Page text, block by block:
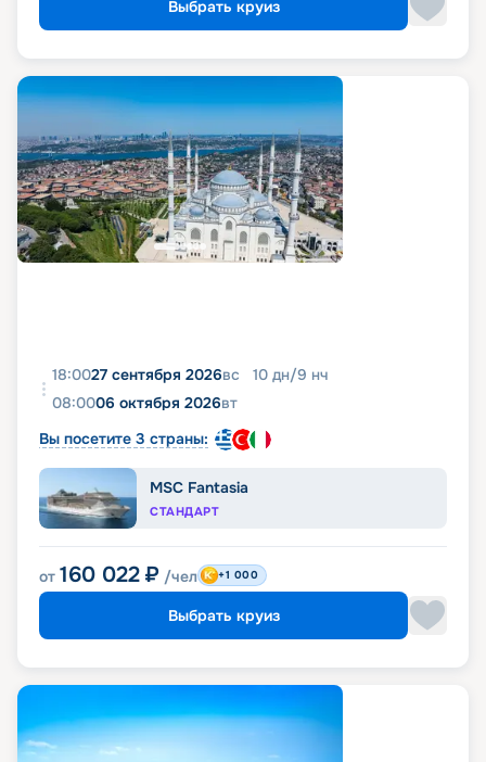
Выбрать круиз
18:0027 сентября 2026вс 10 дн/9 нч
08:0006 октября 2026вт
Вы посетите 3 страны:
MSC Fantasia
СТАНДАРТ
от 160 022 ₽ /чел +1 000
Выбрать круиз